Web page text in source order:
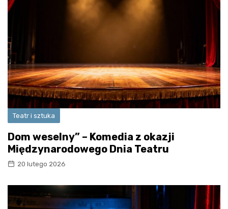
Teatr i sztuka
Dom weselny” – Komedia z okazji
Międzynarodowego Dnia Teatru
20 lutego 2026